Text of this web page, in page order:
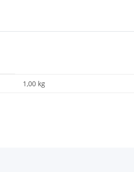
1,00 kg